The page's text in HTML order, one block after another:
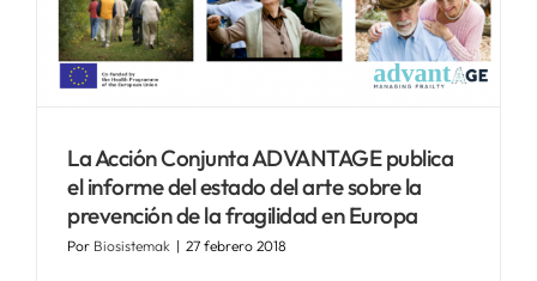
La Acción Conjunta ADVANTAGE publica
el informe del estado del arte sobre la
prevención de la fragilidad en Europa
Por Biosistemak | 27 febrero 2018